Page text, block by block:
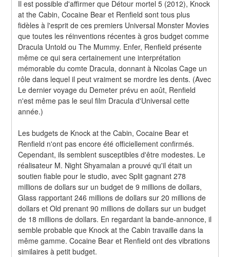
Il est possible d'affirmer que Détour mortel 5 (2012), Knock
at the Cabin, Cocaine Bear et Renfield sont tous plus
fidèles à l'esprit de ces premiers Universal Monster Movies
que toutes les réinventions récentes à gros budget comme
Dracula Untold ou The Mummy. Enfer, Renfield présente
même ce qui sera certainement une interprétation
mémorable du comte Dracula, donnant à Nicolas Cage un
rôle dans lequel il peut vraiment se mordre les dents. (Avec
Le dernier voyage du Demeter prévu en août, Renfield
n'est même pas le seul film Dracula d'Universal cette
année.)
Les budgets de Knock at the Cabin, Cocaine Bear et
Renfield n'ont pas encore été officiellement confirmés.
Cependant, ils semblent susceptibles d'être modestes. Le
réalisateur M. Night Shyamalan a prouvé qu'il était un
soutien fiable pour le studio, avec Split gagnant 278
millions de dollars sur un budget de 9 millions de dollars,
Glass rapportant 246 millions de dollars sur 20 millions de
dollars et Old prenant 90 millions de dollars sur un budget
de 18 millions de dollars. En regardant la bande-annonce, il
semble probable que Knock at the Cabin travaille dans la
même gamme. Cocaine Bear et Renfield ont des vibrations
similaires à petit budget.